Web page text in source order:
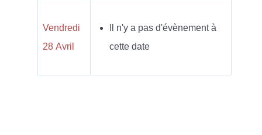
Vendredi
28 Avril
Il n'y a pas d'évènement à
cette date